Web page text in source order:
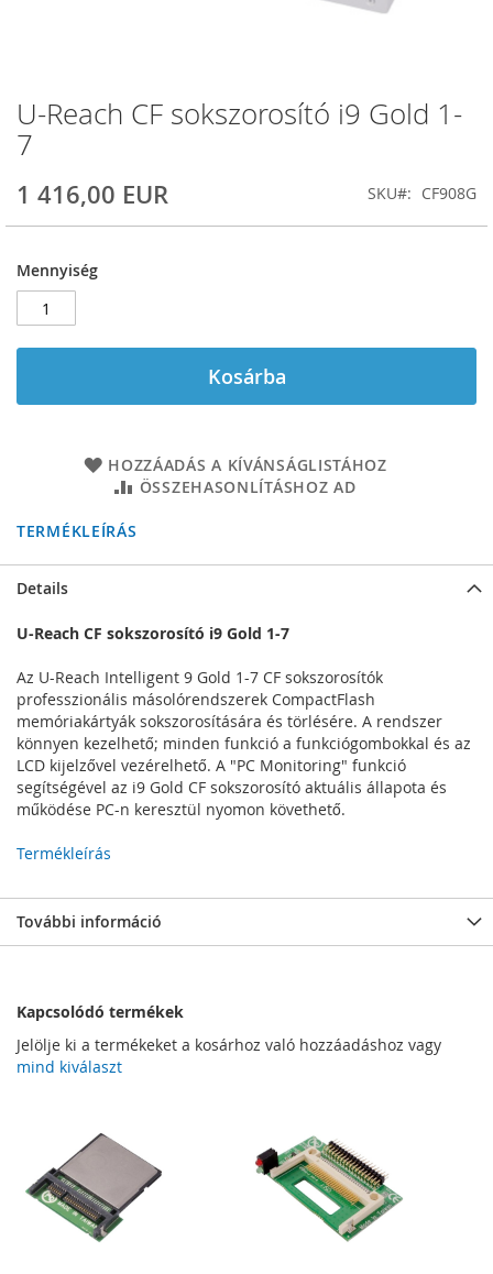
U-Reach CF sokszorosító i9 Gold 1-
7
1 416,00 EUR SKU CF908G
Mennyiség
Kosárba
HOZZÁADÁS A KÍVÁNSÁGLISTÁHOZ
ÖSSZEHASONLÍTÁSHOZ AD
TERMÉKLEÍRÁS
Ugrás
a
képgaléria
Details
U-Reach CF sokszorosító i9 Gold 1-7
Az U-Reach Intelligent 9 Gold 1-7 CF sokszorosítók
professzionális másolórendszerek CompactFlash
memóriakártyák sokszorosítására és törlésére. A rendszer
könnyen kezelhető; minden funkció a funkciógombokkal és az
LCD kijelzővel vezérelhető. A "PC Monitoring" funkció
segítségével az i9 Gold CF sokszorosító aktuális állapota és
működése PC-n keresztül nyomon követhető.
Termékleírás
További információ
Kapcsolódó termékek
Jelölje ki a termékeket a kosárhoz való hozzáadáshoz vagy
mind kiválaszt